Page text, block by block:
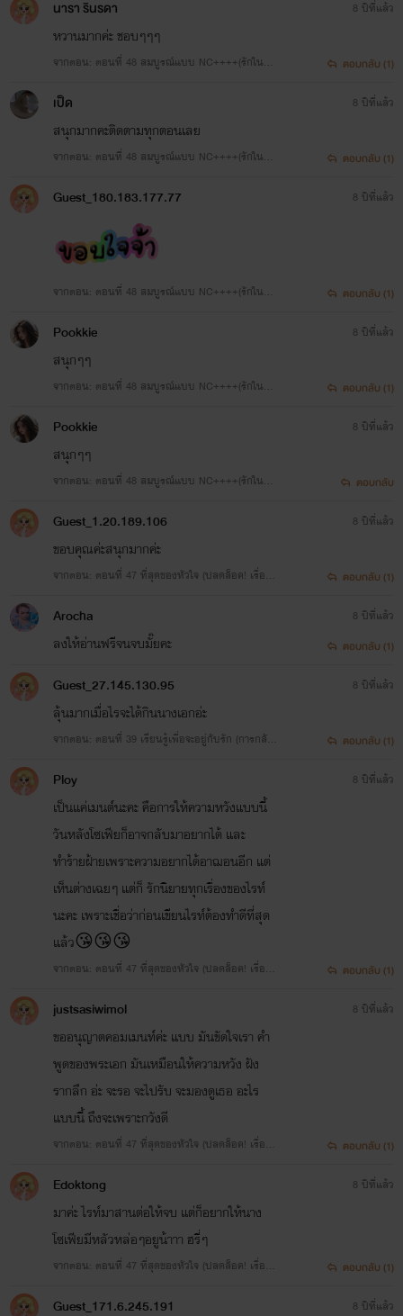
นารา รินรดา
หวานมากค่ะ ชอบๆๆๆ
จากตอน: ตอนที่ 48 สมบูรณ์แบบ NC++++(รักในแบ
8 ปีที่แล้ว
ตอบกลับ (1)
เป็ด
สนุกมากคะติดตามทุกตอนเลย
จากตอน: ตอนที่ 48 สมบูรณ์แบบ NC++++(รักในแบ
8 ปีที่แล้ว
ตอบกลับ (1)
Guest_180.183.177.77
จากตอน: ตอนที่ 48 สมบูรณ์แบบ NC++++(รักในแบ
8 ปีที่แล้ว
ตอบกลับ (1)
Pookkie
สนุกๆๆ
จากตอน: ตอนที่ 48 สมบูรณ์แบบ NC++++(รักในแบ
8 ปีที่แล้ว
ตอบกลับ (1)
Pookkie
สนุกๆๆ
จากตอน: ตอนที่ 48 สมบูรณ์แบบ NC++++(รักในแบ
8 ปีที่แล้ว
ตอบกลับ
Guest_1.20.189.106
ขอบคุณค่ะสนุกมากค่ะ
จากตอน: ตอนที่ 47 ที่สุดของหัวใจ (ปลดล็อค! เรื่องข
8 ปีที่แล้ว
ตอบกลับ (1)
Arocha
ลงให้อ่านฟรีจนจบมั๊ยคะ
8 ปีที่แล้ว
ตอบกลับ (1)
Guest_27.145.130.95
ลุ้นมากเมื่อไรจะได้กินนางเอกอ่ะ
จากตอน: ตอนที่ 39 เรียนรู้เพื่อจะอยู่กับรัก (การกลับ
8 ปีที่แล้ว
ตอบกลับ (1)
Ploy
เป็นแค่เมนต์นะคะ คือการให้ความหวังแบบนี้
วันหลังโซเฟียก็อาจกลับมาอยากได้ และ
ทำร้ายฝ้ายเพราะความอยากได้อาฌอนอีก แต่
เห็นต่างเฉยๆ แต่ก็ รักนิยายทุกเรื่องของไรท์
นะคะ เพราะเชื่อว่าก่อนเขียนไรท์ต้องทำดีที่สุด
แล้ว😘😘😘
จากตอน: ตอนที่ 47 ที่สุดของหัวใจ (ปลดล็อค! เรื่องข
8 ปีที่แล้ว
ตอบกลับ (1)
justsasiwimol
ขออนุญาตคอมเมนท์ค่ะ แบบ มันขัดใจเรา คำ
พูดของพระเอก มันเหมือนให้ความหวัง ฝัง
รากลึก อ่ะ จะรอ จะไปรับ จะมองดูเธอ อะไร
แบบนี้ ถึงจะเพราะกวังดี
จากตอน: ตอนที่ 47 ที่สุดของหัวใจ (ปลดล็อค! เรื่องข
8 ปีที่แล้ว
ตอบกลับ (1)
Edoktong
มาค่ะ ไรท์มาสานต่อให้จบ แต่ก็อยากให้นาง
โซเฟียมีหลัวหล่อๆอยูน้าาา ฮรี่ๆ
จากตอน: ตอนที่ 47 ที่สุดของหัวใจ (ปลดล็อค! เรื่องข
8 ปีที่แล้ว
ตอบกลับ (1)
Guest_171.6.245.191 8 ปีที่แล้ว